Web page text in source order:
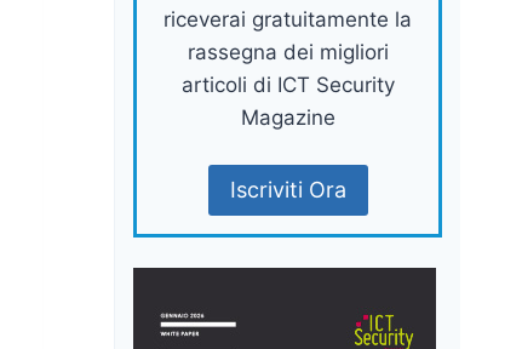
riceverai gratuitamente la
rassegna dei migliori
articoli di ICT Security
Magazine
Iscriviti Ora